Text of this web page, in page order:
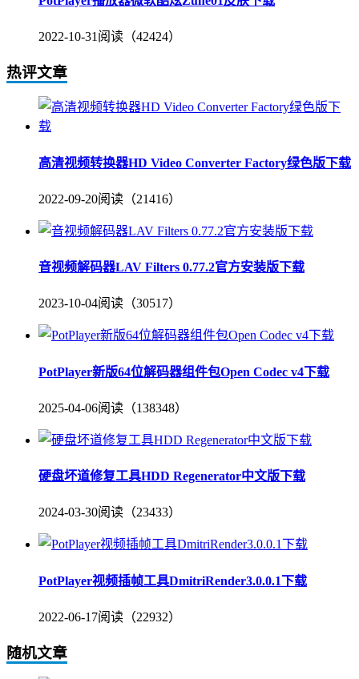
2022-10-31 阅读（42424）
热评文章
高清视频转换器HD Video Converter Factory绿色版下载
2022-09-20阅读（21416）
音视频解码器LAV Filters 0.77.2官方安装版下载
2023-10-04阅读（30517）
PotPlayer新版64位解码器组件包Open Codec v4下载
2025-04-06阅读（138348）
硬盘坏道修复工具HDD Regenerator中文版下载
2024-03-30阅读（23433）
PotPlayer视频插帧工具DmitriRender3.0.0.1下载
2022-06-17阅读（22932）
随机文章